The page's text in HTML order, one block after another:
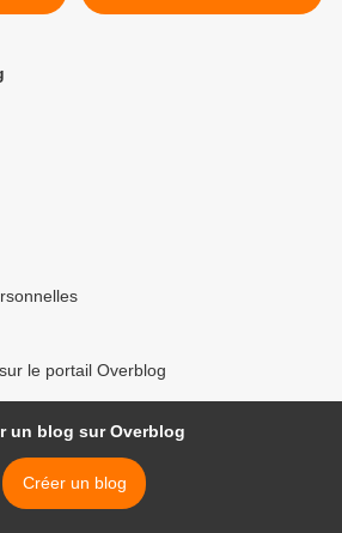
the Buchla 200) >
le portail Overblog
un blog sur Overblog
Créer un blog